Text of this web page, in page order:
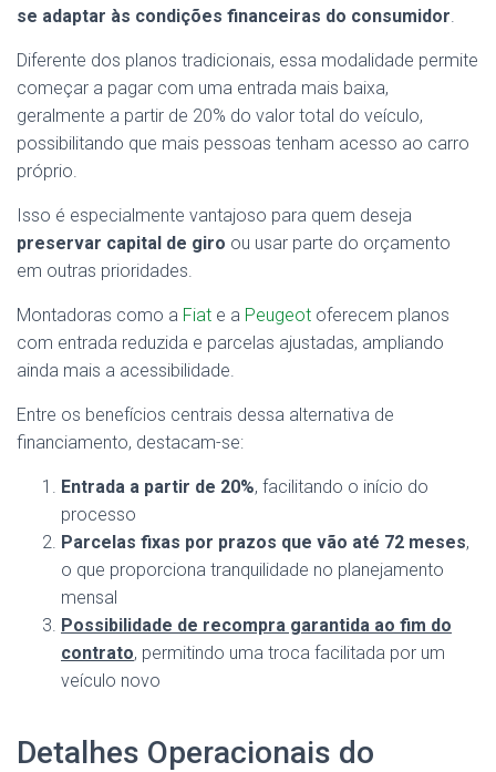
se adaptar às condições financeiras do consumidor.
Diferente dos planos tradicionais, essa modalidade permite
começar a pagar com uma entrada mais baixa,
geralmente a partir de 20% do valor total do veículo,
possibilitando que mais pessoas tenham acesso ao carro
próprio.
Isso é especialmente vantajoso para quem deseja
preservar capital de giro ou usar parte do orçamento
em outras prioridades.
Montadoras como a Fiat e a Peugeot oferecem planos
com entrada reduzida e parcelas ajustadas, ampliando
ainda mais a acessibilidade.
Entre os benefícios centrais dessa alternativa de
financiamento, destacam-se:
Entrada a partir de 20%, facilitando o início do
processo
Parcelas fixas por prazos que vão até 72 meses,
o que proporciona tranquilidade no planejamento
mensal
Possibilidade de recompra garantida ao fim do
contrato, permitindo uma troca facilitada por um
veículo novo
Detalhes Operacionais do